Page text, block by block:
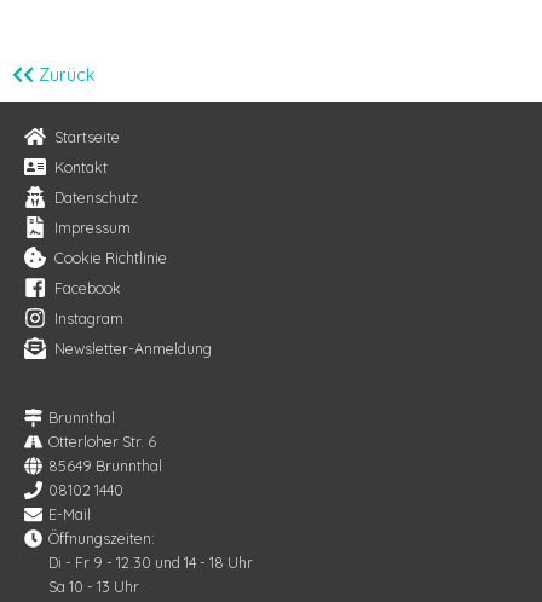
Zurück
Startseite
Kontakt
Datenschutz
Impressum
Cookie Richtlinie
Facebook
Instagram
Newsletter-Anmeldung
Brunnthal
Otterloher Str. 6
85649 Brunnthal
08102 1440
E-Mail
Öffnungszeiten:
Di - Fr 9 - 12.30 und 14 - 18 Uhr
Sa 10 - 13 Uhr